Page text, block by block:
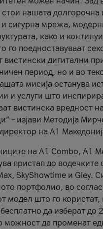
нашата долгорочна
и сигурна мрежа,
како и
го поедноставуваат
вистински дигитални
период, но и во
мисија останува
и услуги што
вистинска вредност
– изјави Методија
на А1
на A1 Combo, А1
пристап до водечките
SkyShowtime и Gley.
портфолио, во
модел што го користат,
да изберат до
можност да променат